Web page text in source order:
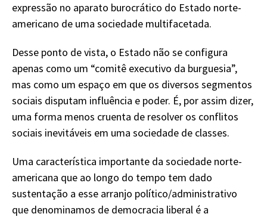
expressão no aparato burocrático do Estado norte-
americano de uma sociedade multifacetada.
Desse ponto de vista, o Estado não se configura
apenas como um “comitê executivo da burguesia”,
mas como um espaço em que os diversos segmentos
sociais disputam influência e poder. É, por assim dizer,
uma forma menos cruenta de resolver os conflitos
sociais inevitáveis em uma sociedade de classes.
Uma característica importante da sociedade norte-
americana que ao longo do tempo tem dado
sustentação a esse arranjo político/administrativo
que denominamos de democracia liberal é a